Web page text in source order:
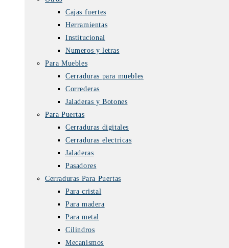
Cajas fuertes
Herramientas
Institucional
Numeros y letras
Para Muebles
Cerraduras para muebles
Correderas
Jaladeras y Botones
Para Puertas
Cerraduras digitales
Cerraduras electricas
Jaladeras
Pasadores
Cerraduras Para Puertas
Para cristal
Para madera
Para metal
Cilindros
Mecanismos